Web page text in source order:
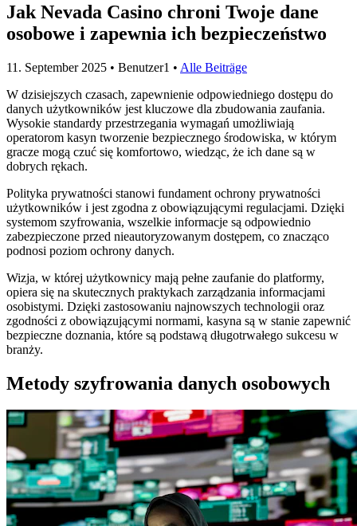
Jak Nevada Casino chroni Twoje dane
osobowe i zapewnia ich bezpieczeństwo
11. September 2025 • Benutzer1 • Alle Beiträge
W dzisiejszych czasach, zapewnienie odpowiedniego dostępu do
danych użytkowników jest kluczowe dla zbudowania zaufania.
Wysokie standardy przestrzegania wymagań umożliwiają
operatorom kasyn tworzenie bezpiecznego środowiska, w którym
gracze mogą czuć się komfortowo, wiedząc, że ich dane są w
dobrych rękach.
Polityka prywatności stanowi fundament ochrony prywatności
użytkowników i jest zgodna z obowiązującymi regulacjami. Dzięki
systemom szyfrowania, wszelkie informacje są odpowiednio
zabezpieczone przed nieautoryzowanym dostępem, co znacząco
podnosi poziom ochrony danych.
Wizja, w której użytkownicy mają pełne zaufanie do platformy,
opiera się na skutecznych praktykach zarządzania informacjami
osobistymi. Dzięki zastosowaniu najnowszych technologii oraz
zgodności z obowiązującymi normami, kasyna są w stanie zapewnić
bezpieczne doznania, które są podstawą długotrwałego sukcesu w
branży.
Metody szyfrowania danych osobowych